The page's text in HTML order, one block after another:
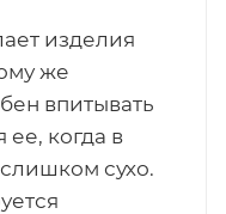
изделия
же
впитывать
ее, когда в
сухо.